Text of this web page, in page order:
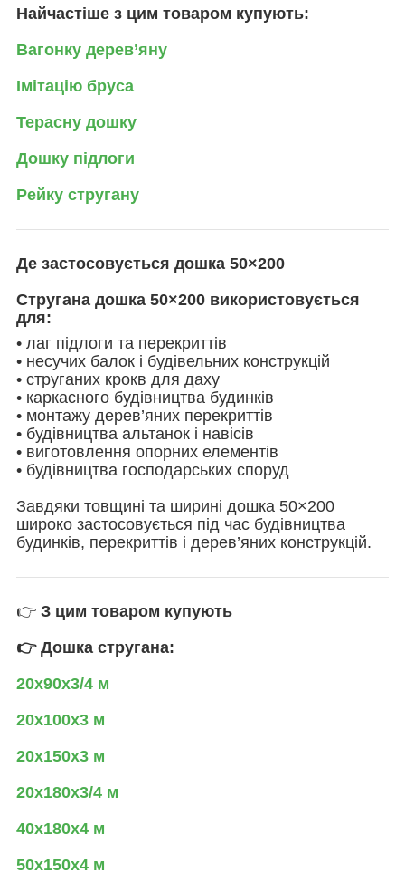
Найчастіше з цим товаром купують:
Вагонку дерев’яну
Імітацію бруса
Терасну дошку
Дошку підлоги
Рейку стругану
Де застосовується дошка 50×200
Стругана дошка 50×200 використовується
для:
• лаг підлоги та перекриттів
• несучих балок і будівельних конструкцій
• струганих крокв для даху
• каркасного будівництва будинків
• монтажу дерев’яних перекриттів
• будівництва альтанок і навісів
• виготовлення опорних елементів
• будівництва господарських споруд
Завдяки товщині та ширині дошка 50×200
широко застосовується під час будівництва
будинків, перекриттів і дерев’яних конструкцій.
👉 З цим товаром купують
👉 Дошка стругана:
20х90х3/4 м
20х100х3 м
20х150х3 м
20х180х3/4 м
40х180х4 м
50х150х4 м